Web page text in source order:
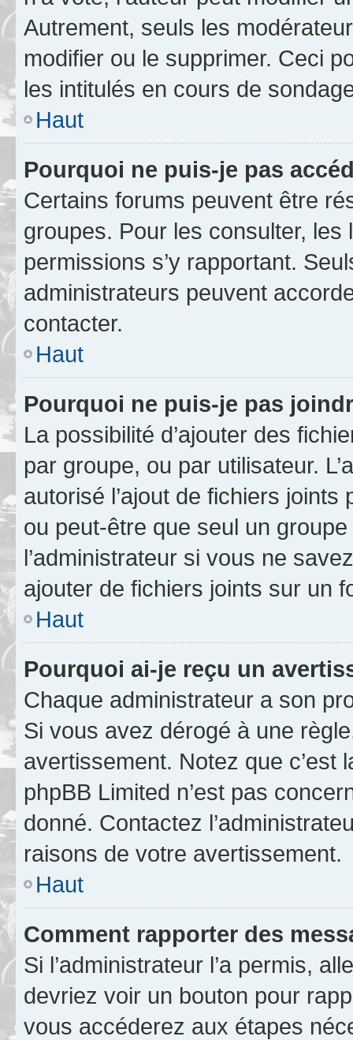
Autrement, seuls les
modifier ou le supprimer. Ceci
les intitulés en cours de
Haut
Pourquoi ne puis-je pas
Certains forums peuvent être
groupes. Pour les consulter,
permissions s’y rapportant.
administrateurs peuvent
contacter.
Haut
Pourquoi ne puis-je pas
La possibilité d’ajouter des
par groupe, ou par utilisateur.
autorisé l’ajout de fichiers
ou peut-être que seul un
l’administrateur si vous ne
ajouter de fichiers joints sur un
Haut
Pourquoi ai-je reçu un
Chaque administrateur a son
Si vous avez dérogé à une
avertissement. Notez que c’est
phpBB Limited n’est pas
donné. Contactez
raisons de votre avertissement.
Haut
Comment rapporter des
Si l’administrateur l’a permis,
devriez voir un bouton pour
vous accéderez aux étapes